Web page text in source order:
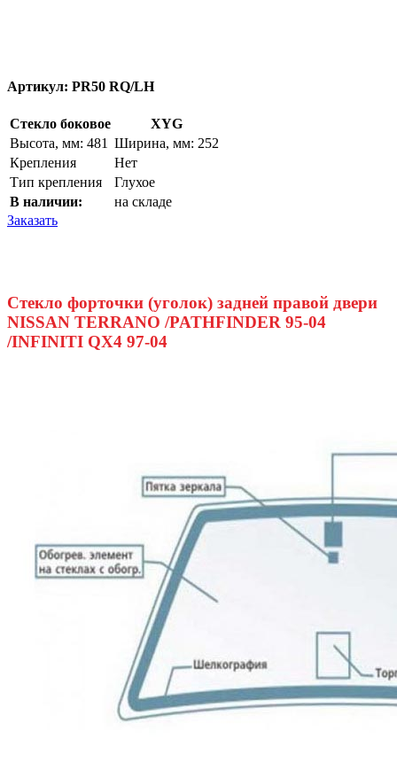
Артикул: PR50 RQ/LH
Стекло боковое
XYG
Высота, мм: 481 Ширина, мм: 252
Крепления
Нет
Тип крепления
Глухое
В наличии:
на складе
Заказать
Стекло форточки (уголок) задней правой двери
NISSAN TERRANO /PATHFINDER 95-04
/INFINITI QX4 97-04